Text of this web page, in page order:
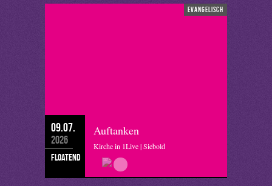
evangelisch
09.07.
2026
floatend
Auftanken
Kirche in 1Live | Siebold